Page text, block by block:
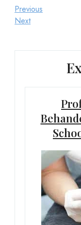
Previous
Post
Previous
Next
Next